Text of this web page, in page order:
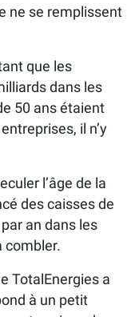
ne se remplissent
que les
dans les
50 ans étaient
il n’y
l’âge de la
des caisses de
an dans les
combler.
TotalEnergies a
à un petit